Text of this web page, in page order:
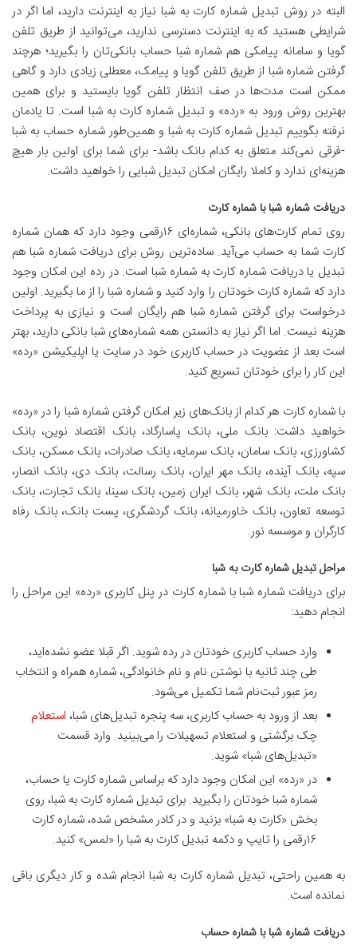
البته در روش تبدیل شماره کارت به شبا نیاز به اینترنت دارید، اما اگر در
شرایطی هستید که به اینترنت دسترسی ندارید، می‌توانید از طریق تلفن‌
گویا و سامانه پیامکی هم شماره شبا حساب بانکی‌تان را بگیرید؛ هرچند
گرفتن شماره شبا از طریق تلفن گویا و پیامک، معطلی زیادی دارد و گاهی
ممکن است مدت‌ها در صف انتظار تلفن گویا بایستید و برای همین
بهترین روش ورود به «رده» و تبدیل شماره کارت به شبا است. تا یادمان
نرفته بگوییم تبدیل شماره کارت به شبا و همین‌طور شماره حساب به شبا
-فرقی نمی‌کند متعلق به کدام بانک باشد- برای شما برای اولین بار هیچ
هزینه‌ای ندارد و کاملا رایگان امکان تبدیل‌ شبایی را خواهید داشت.
دریافت شماره شبا با شماره کارت
روی تمام کارت‌های بانکی، شماره‌ای ۱۶رقمی وجود دارد که همان شماره
کارت شما به حساب می‌آید. ساده‌ترین روش برای دریافت شماره شبا هم
تبدیل یا دریافت شماره کارت به شماره شبا است. در رده این امکان وجود
دارد که شماره کارت خودتان را وارد کنید و شماره شبا را از ما بگیرید. اولین
درخواست برای گرفتن شماره شبا هم رایگان است و نیازی به پرداخت
هزینه نیست. اما اگر نیاز به دانستن همه شماره‌های شبا بانکی دارید، بهتر
است بعد از عضویت در حساب کاربری خود در سایت یا اپلیکیشن «رده»
این کار را برای خودتان تسریع کنید.
با شماره کارت هر کدام از بانک‌های زیر امکان گرفتن شماره شبا را در «رده»
خواهید داشت: بانک ملی، بانک پاسارگاد، بانک اقتصاد نوین، بانک
کشاورزی، بانک سامان، بانک سرمایه، بانک صادرات، بانک مسکن، بانک
سپه، بانک آینده، بانک مهر ایران، بانک رسالت، بانک دی، بانک انصار،
بانک ملت، بانک شهر، بانک ایران زمین، بانک سینا، بانک تجارت، بانک
توسعه تعاون، بانک خاورمیانه، بانک گردشگری، پست بانک، بانک رفاه
کارگران و موسسه نور.
مراحل تبدیل شماره کارت به شبا
برای دریافت شماره شبا با شماره کارت در پنل کاربری «رده» این مراحل را
انجام دهید:
وارد حساب کاربری خودتان در رده شوید. اگر قبلا عضو نشده‌اید،
طی چند ثانیه با نوشتن نام و نام خانوادگی، شماره همراه و انتخاب
رمز عبور ثبت‌نام شما تکمیل می‌شود.
بعد از ورود به حساب کاربری، سه پنجره تبدیل‌های شبا، استعلام
چک برگشتی و استعلام تسهیلات را می‌بینید. وارد قسمت
«تبدیل‌های شبا» شوید.
در «رده» این امکان وجود دارد که براساس شماره کارت یا حساب،
شماره شبا خودتان را بگیرید. برای تبدیل شماره کارت به شبا، روی
بخش «کارت به شبا» بزنید و در کادر مشخص‌ شده، شماره کارت
۱۶رقمی را تایپ و دکمه تبدیل کارت به شبا را «لمس» کنید.
به همین راحتی، تبدیل شماره کارت به شبا انجام شده و کار دیگری باقی
نمانده است.
دریافت شماره شبا با شماره حساب